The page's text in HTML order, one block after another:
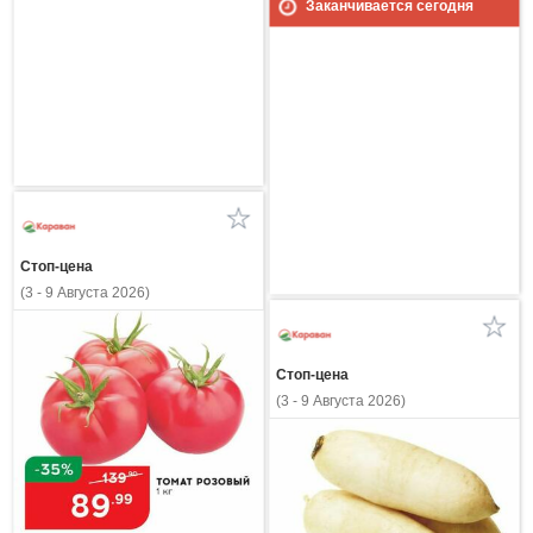
Заканчивается сегодня
Стоп-цена
(3 - 9 Августа 2026)
Стоп-цена
(3 - 9 Августа 2026)